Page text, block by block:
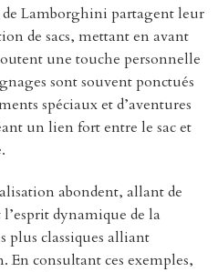
Lamborghini partagent leur
de sacs, mettant en avant
une touche personnelle
sont souvent ponctués
spéciaux et d’aventures
un lien fort entre le sac et
abondent, allant de
dynamique de la
plus classiques alliant
consultant ces exemples,